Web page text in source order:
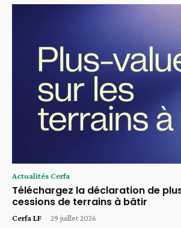
Actualités Cerfa
Téléchargez la déclaration de
cessions de terrains à bâtir
Cerfa LF - 29 juillet 2026